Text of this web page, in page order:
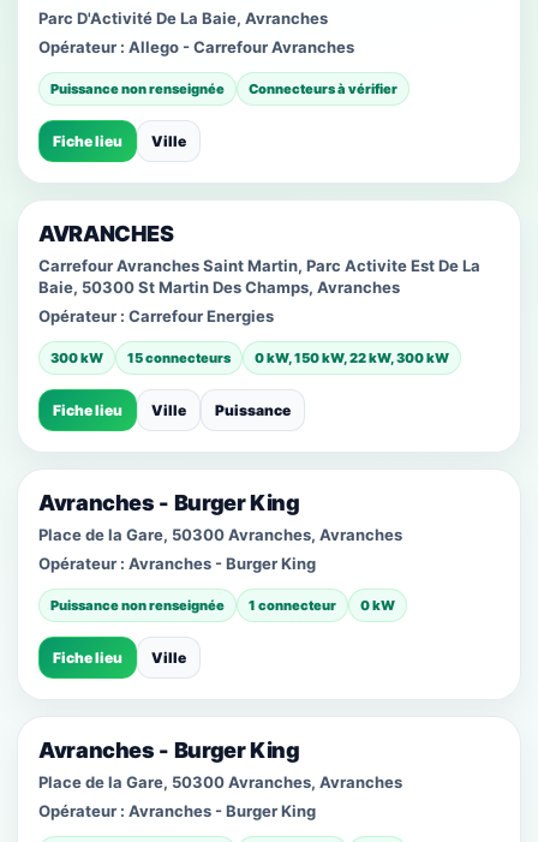
Parc D'Activité De La Baie, Avranches
Opérateur : Allego - Carrefour Avranches
Puissance non renseignée Connecteurs à vérifier
Fiche lieu Ville
AVRANCHES
Carrefour Avranches Saint Martin, Parc Activite Est De La
Baie, 50300 St Martin Des Champs, Avranches
Opérateur : Carrefour Energies
300 kW 15 connecteurs 0 kW, 150 kW, 22 kW, 300 kW
Fiche lieu Ville Puissance
Avranches - Burger King
Place de la Gare, 50300 Avranches, Avranches
Opérateur : Avranches - Burger King
Puissance non renseignée 1 connecteur 0 kW
Fiche lieu Ville
Avranches - Burger King
Place de la Gare, 50300 Avranches, Avranches
Opérateur : Avranches - Burger King